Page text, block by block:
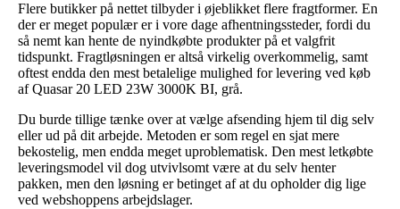
Flere butikker på nettet tilbyder i øjeblikket flere fragtformer. En
der er meget populær er i vore dage afhentningssteder, fordi du
så nemt kan hente de nyindkøbte produkter på et valgfrit
tidspunkt. Fragtløsningen er altså virkelig overkommelig, samt
oftest endda den mest betalelige mulighed for levering ved køb
af Quasar 20 LED 23W 3000K BI, grå.
Du burde tillige tænke over at vælge afsending hjem til dig selv
eller ud på dit arbejde. Metoden er som regel en sjat mere
bekostelig, men endda meget uproblematisk. Den mest letkøbte
leveringsmodel vil dog utvivlsomt være at du selv henter
pakken, men den løsning er betinget af at du opholder dig lige
ved webshoppens arbejdslager.